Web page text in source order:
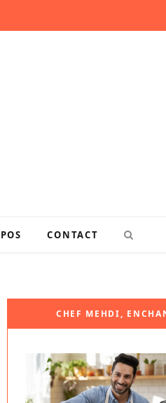
CONTACT
CHEF MEHDI,